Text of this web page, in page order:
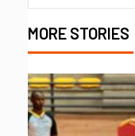
MORE STORIES